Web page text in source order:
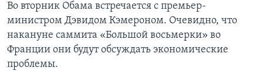
Во вторник Обама встречается с премьер-
министром Дэвидом Кэмероном. Очевидно, что
накануне саммита «Большой восьмерки» во
Франции они будут обсуждать экономические
проблемы.